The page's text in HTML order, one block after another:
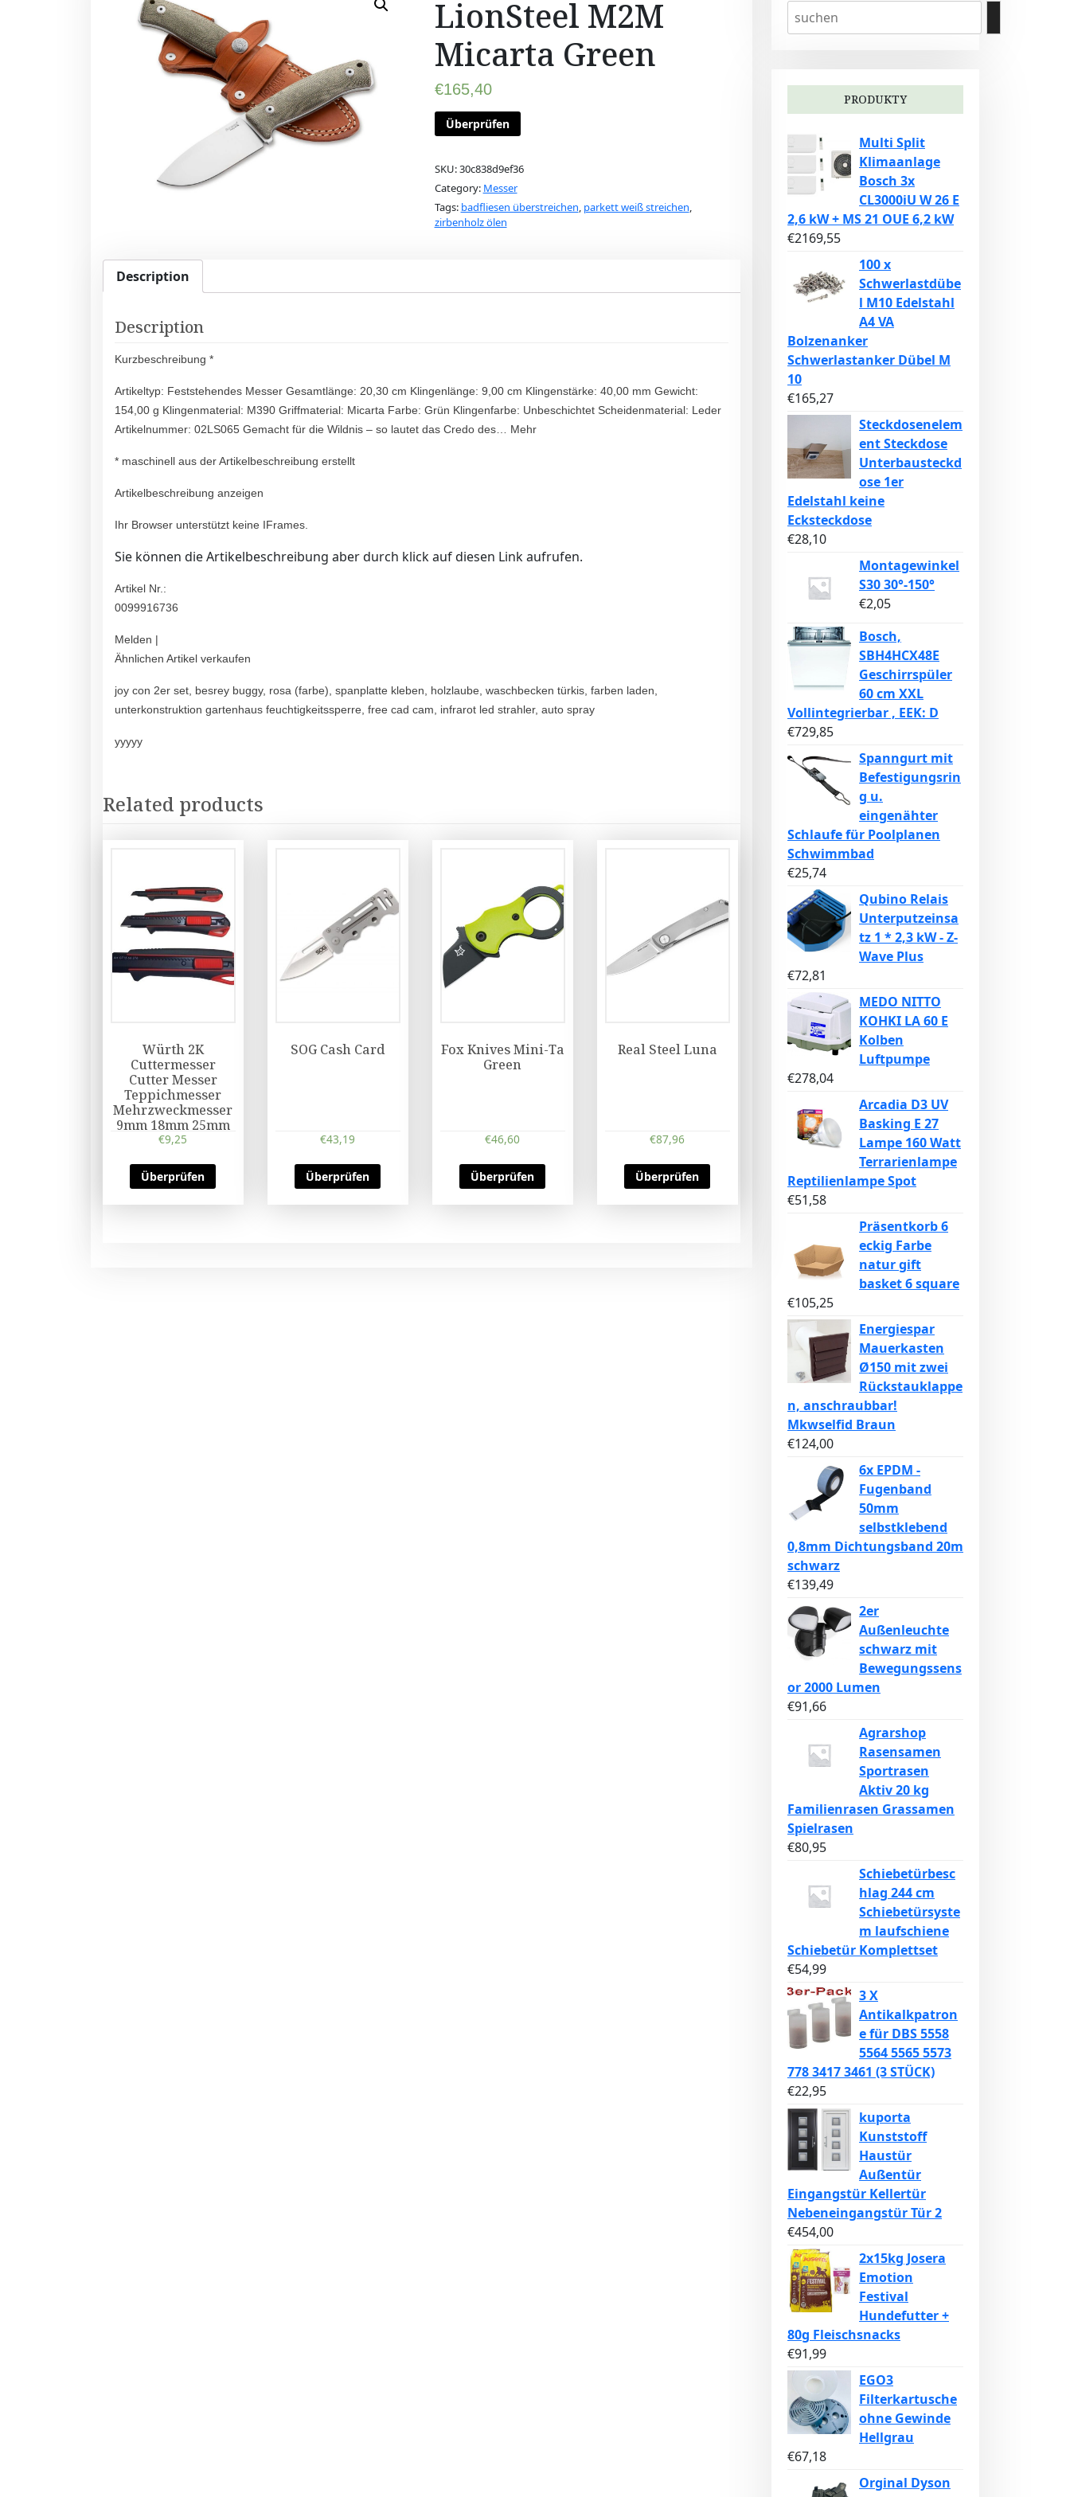
LionSteel M2M
Micarta Green
€165,40
Überprüfen
SKU:30c838d9ef36
Category: Messer
Tags: badfliesen überstreichen, parkett weiß streichen,
zirbenholz ölen
Description
Description
Kurzbeschreibung *
Artikeltyp: Feststehendes Messer Gesamtlänge: 20,30 cm Klingenlänge: 9,00 cm Klingenstärke: 40,00 mm Gewicht:
154,00 g Klingenmaterial: M390 Griffmaterial: Micarta Farbe: Grün Klingenfarbe: Unbeschichtet Scheidenmaterial: Leder
Artikelnummer: 02LS065 Gemacht für die Wildnis – so lautet das Credo des… Mehr
* maschinell aus der Artikelbeschreibung erstellt
Artikelbeschreibung anzeigen
Ihr Browser unterstützt keine IFrames.
Sie können die Artikelbeschreibung aber durch klick auf diesen Link aufrufen.
Artikel Nr.:
0099916736
Melden |
Ähnlichen Artikel verkaufen
joy con 2er set, besrey buggy, rosa (farbe), spanplatte kleben, holzlaube, waschbecken türkis, farben laden,
unterkonstruktion gartenhaus feuchtigkeitssperre, free cad cam, infrarot led strahler, auto spray
yyyyy
Related products
Würth 2K
Cuttermesser
Cutter Messer
Teppichmesser
Mehrzweckmesser
9mm 18mm 25mm
€9,25
Überprüfen
SOG Cash Card
€43,19
Überprüfen
Fox Knives Mini-Ta
Green
€46,60
Überprüfen
Real Steel Luna
€87,96
Überprüfen
PRODUKTY
Multi Split
Klimaanlage
Bosch 3x
CL3000iU W 26 E
2,6 kW + MS 21 OUE 6,2 kW
€2169,55
100 x
Schwerlastdübe
l M10 Edelstahl
A4 VA
Bolzenanker
Schwerlastanker Dübel M
10
€165,27
Steckdosenelem
ent Steckdose
Unterbausteckd
ose 1er
Edelstahl keine
Ecksteckdose
€28,10
Montagewinkel
S30 30°-150°
€2,05
Bosch,
SBH4HCX48E
Geschirrspüler
60 cm XXL
Vollintegrierbar , EEK: D
€729,85
Spanngurt mit
Befestigungsrin
g u.
eingenähter
Schlaufe für Poolplanen
Schwimmbad
€25,74
Qubino Relais
Unterputzeinsa
tz 1 * 2,3 kW - Z-
Wave Plus
€72,81
MEDO NITTO
KOHKI LA 60 E
Kolben
Luftpumpe
€278,04
Arcadia D3 UV
Basking E 27
Lampe 160 Watt
Terrarienlampe
Reptilienlampe Spot
€51,58
Präsentkorb 6
eckig Farbe
natur gift
basket 6 square
€105,25
Energiespar
Mauerkasten
Ø150 mit zwei
Rückstauklappe
n, anschraubbar!
Mkwselfid Braun
€124,00
6x EPDM -
Fugenband
50mm
selbstklebend
0,8mm Dichtungsband 20m
schwarz
€139,49
2er
Außenleuchte
schwarz mit
Bewegungssens
or 2000 Lumen
€91,66
Agrarshop
Rasensamen
Sportrasen
Aktiv 20 kg
Familienrasen Grassamen
Spielrasen
€80,95
Schiebetürbesc
hlag 244 cm
Schiebetürsyste
m laufschiene
Schiebetür Komplettset
€54,99
3 X
Antikalkpatron
e für DBS 5558
5564 5565 5573
778 3417 3461 (3 STÜCK)
€22,95
kuporta
Kunststoff
Haustür
Außentür
Eingangstür Kellertür
Nebeneingangstür Tür 2
€454,00
2x15kg Josera
Emotion
Festival
Hundefutter +
80g Fleischsnacks
€91,99
EGO3
Filterkartusche
ohne Gewinde
Hellgrau
€67,18
Orginal Dyson